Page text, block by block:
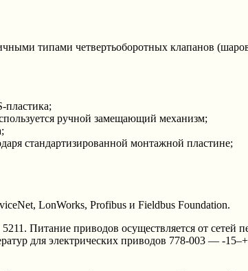
типами четвертьоборотных клапанов
пластика;
ручной замещающий механизм;
стандартизированной монтажной пластине;
LonWorks, Profibus и Fieldbus Foundation.
Питание приводов осуществляется от
для электрических приводов 778-003 — -